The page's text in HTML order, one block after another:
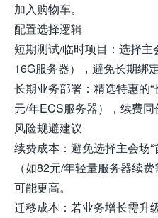
加入购物车。
配置选择逻辑
短期测试/临时项目：选择
16G服务器），避免长期绑定
长期业务部署：精选特惠的
元/年ECS服务器），续费同
风险规避建议
续费成本：避免选择主会场
（如82元/年轻量服务器续
可能更高。
迁移成本：若业务增长需升